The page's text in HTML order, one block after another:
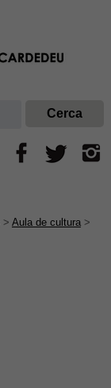
> Aula de cultura>